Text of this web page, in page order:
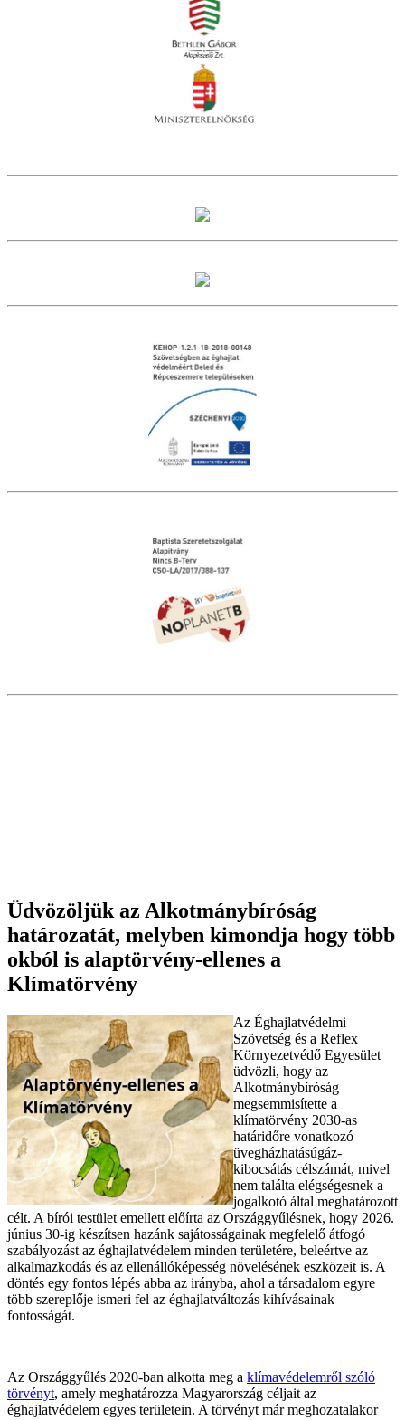
Üdvözöljük az Alkotmánybíróság
határozatát, melyben kimondja hogy több
okból is alaptörvény-ellenes a
Klímatörvény
Az Éghajlatvédelmi
Szövetség és a Reflex
Környezetvédő Egyesület
üdvözli, hogy az
Alkotmánybíróság
megsemmisítette a
klímatörvény 2030-as
határidőre vonatkozó
üvegházhatásúgáz-
kibocsátás célszámát, mivel
nem találta elégségesnek a
jogalkotó által meghatározott
célt. A bírói testület emellett előírta az Országgyűlésnek, hogy 2026.
június 30-ig készítsen hazánk sajátosságainak megfelelő átfogó
szabályozást az éghajlatvédelem minden területére, beleértve az
alkalmazkodás és az ellenállóképesség növelésének eszközeit is. A
döntés egy fontos lépés abba az irányba, ahol a társadalom egyre
több szereplője ismeri fel az éghajlatváltozás kihívásainak
fontosságát.
Az Országgyűlés 2020-ban alkotta meg a klímavédelemről szóló
törvényt, amely meghatározza Magyarország céljait az
éghajlatvédelem egyes területein. A törvényt már meghozatalakor